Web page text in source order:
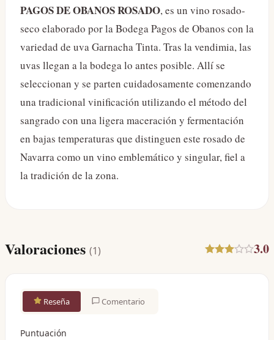
PAGOS DE OBANOS ROSADO, es un vino rosado-
seco elaborado por la Bodega Pagos de Obanos con la
variedad de uva Garnacha Tinta. Tras la vendimia, las
uvas llegan a la bodega lo antes posible. Allí se
seleccionan y se parten cuidadosamente comenzando
una tradicional vinificación utilizando el método del
sangrado con una ligera maceración y fermentación
en bajas temperaturas que distinguen este rosado de
Navarra como un vino emblemático y singular, fiel a
la tradición de la zona.
Valoraciones (1) 3.0
Reseña Comentario
Puntuación